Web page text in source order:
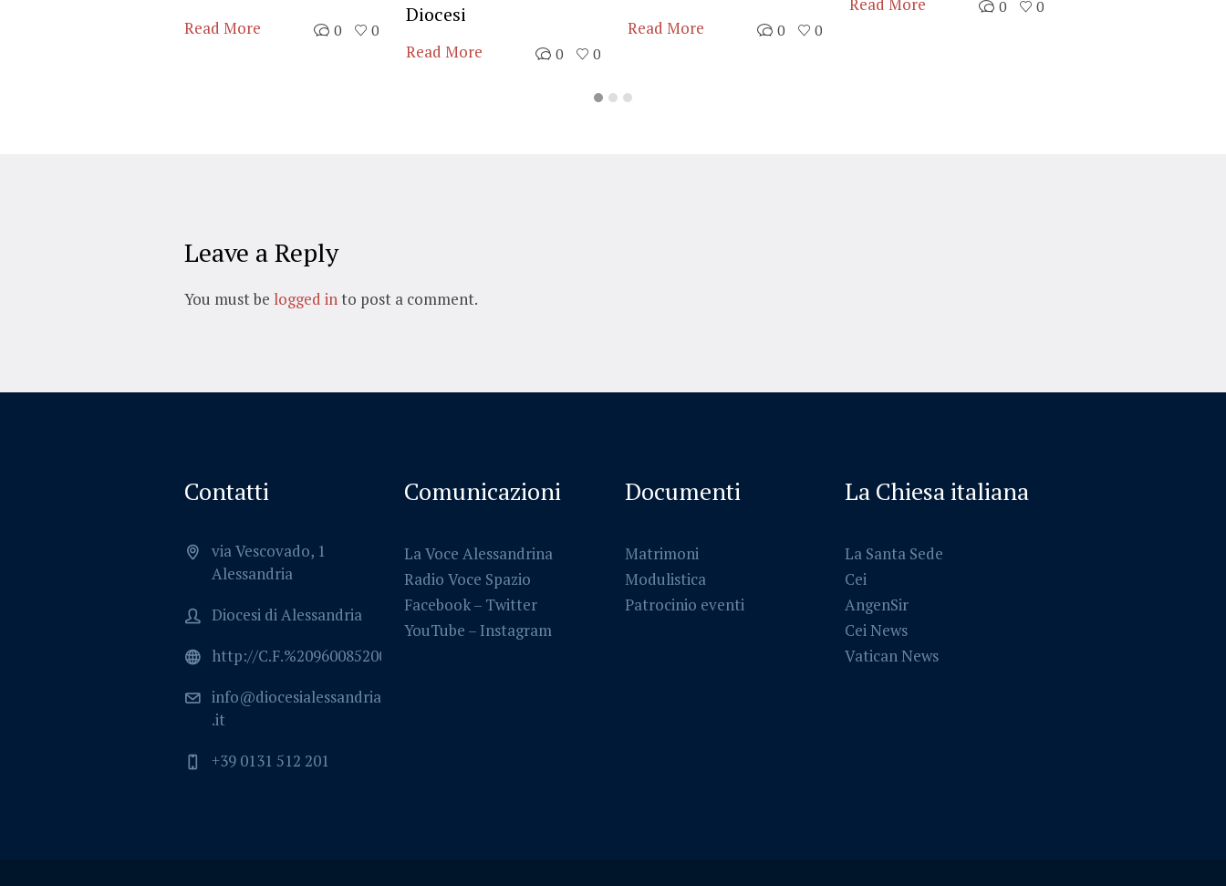
0 0
Read More
Diocesi
0 0
Read More
0 0
Read More
0 0
Read More
Leave a Reply
You must be logged into post a comment.
Contatti
via Vescovado, 1
Alessandria
Diocesi di Alessandria
http://C.F.%2096008520064
info@diocesialessandria
.it
+39 0131 512 201
Comunicazioni
La Voce Alessandrina
Radio Voce Spazio
Facebook– Twitter
YouTube – Instagram
Documenti
Matrimoni
Modulistica
Patrocinio eventi
La Chiesa italiana
La Santa Sede
Cei
AngenSir
Cei News
Vatican News